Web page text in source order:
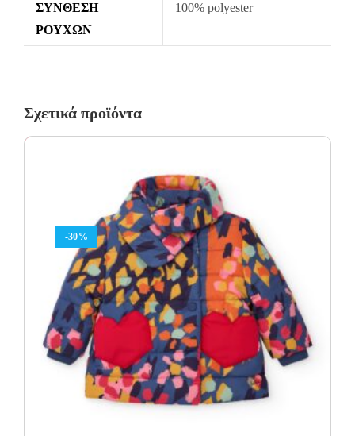
ΣΎΝΘΕΣΗ
ΡΟΎΧΩΝ
100% polyester
Σχετικά προϊόντα
-30%